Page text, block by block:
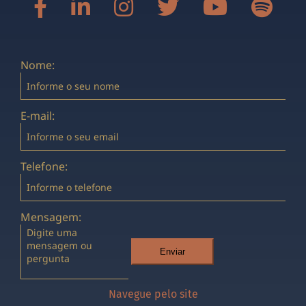
Nome:
E-mail:
Telefone:
Mensagem:
Enviar
Navegue pelo site